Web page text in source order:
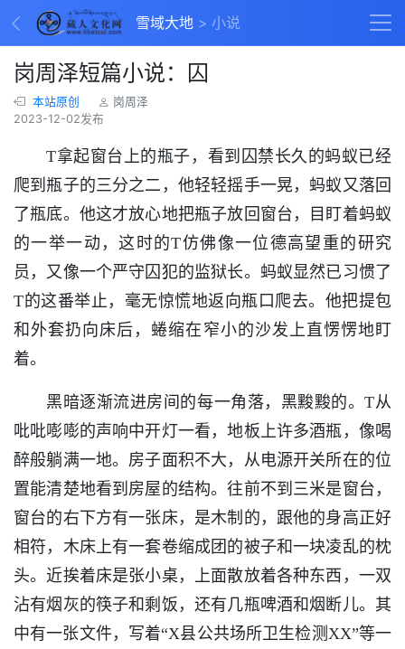
雪域大地 小说
岗周泽短篇小说：囚
本站原创
​岗周泽
2023-12-02发布
T拿起窗台上的瓶子，看到囚禁长久的蚂蚁已经
爬到瓶子的三分之二，他轻轻摇手一晃，蚂蚁又落回
了瓶底。他这才放心地把瓶子放回窗台，目盯着蚂蚁
的一举一动，这时的T仿佛像一位德高望重的研究
员，又像一个严守囚犯的监狱长。蚂蚁显然已习惯了
T的这番举止，毫无惊慌地返向瓶口爬去。他把提包
和外套扔向床后，蜷缩在窄小的沙发上直愣愣地盯
着。
黑暗逐渐流进房间的每一角落，黑黢黢的。T从
吡吡嘭嘭的声响中开灯一看，地板上许多酒瓶，像喝
醉般躺满一地。房子面积不大，从电源开关所在的位
置能清楚地看到房屋的结构。往前不到三米是窗台，
窗台的右下方有一张床，是木制的，跟他的身高正好
相符，木床上有一套卷缩成团的被子和一块凌乱的枕
头。近挨着床是张小桌，上面散放着各种东西，一双
沾有烟灰的筷子和剩饭，还有几瓶啤酒和烟断儿。其
中有一张文件，写着“X县公共场所卫生检测XX”等一